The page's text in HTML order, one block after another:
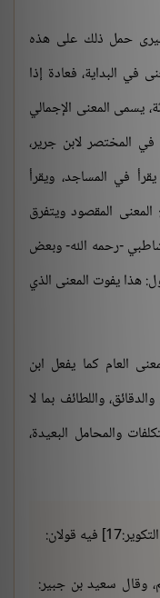
حمل ذلك على هذه
في البداية، فعادة إذا
يسمى المعنى الإجمالي
في المختصر لابن جرير،
في المساجد، ويقرأ
المقصود ويتفرق
-رحمه الله- وبعض
هذا يفوت المعنى الذي
العام كما يفعل ابن
واللطائف بما لا
والمحامل البعيدة،
فيه قولان:
وقال سعيد بن جبير: